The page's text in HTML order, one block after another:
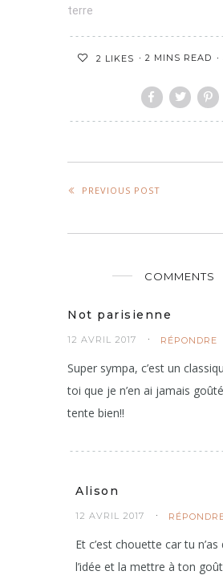
terre
2 LIKES 2 MINS READ
PREVIOUS POST
COMMENTS
Not parisienne
12 AVRIL 2017 RÉPONDRE
Super sympa, c’est un
toi que je n’en ai jamais
tente bien!!
Alison
12 AVRIL 2017
Et c’est chouette car tu n’as
l’idée et la mettre à ton goût